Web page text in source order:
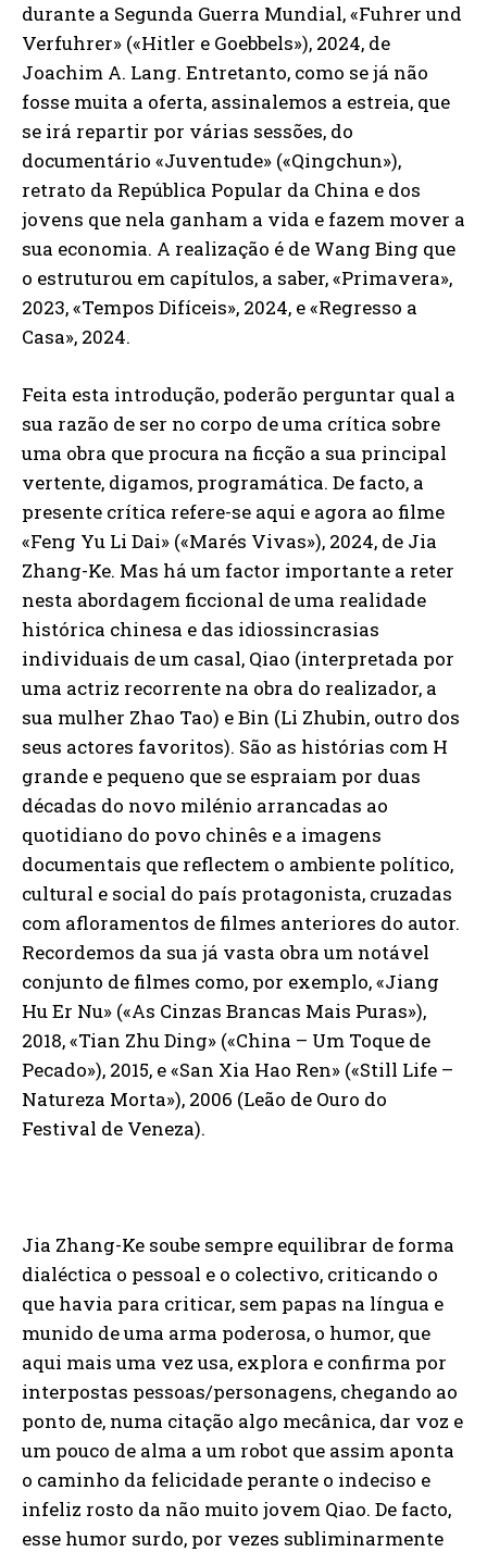
durante a Segunda Guerra Mundial, «Fuhrer und
Verfuhrer» («Hitler e Goebbels»), 2024, de
Joachim A. Lang. Entretanto, como se já não
fosse muita a oferta, assinalemos a estreia, que
se irá repartir por várias sessões, do
documentário «Juventude» («Qingchun»),
retrato da República Popular da China e dos
jovens que nela ganham a vida e fazem mover a
sua economia. A realização é de Wang Bing que
o estruturou em capítulos, a saber, «Primavera»,
2023, «Tempos Difíceis», 2024, e «Regresso a
Casa», 2024.
Feita esta introdução, poderão perguntar qual a
sua razão de ser no corpo de uma crítica sobre
uma obra que procura na ficção a sua principal
vertente, digamos, programática. De facto, a
presente crítica refere-se aqui e agora ao filme
«Feng Yu Li Dai» («Marés Vivas»), 2024, de Jia
Zhang-Ke. Mas há um factor importante a reter
nesta abordagem ficcional de uma realidade
histórica chinesa e das idiossincrasias
individuais de um casal, Qiao (interpretada por
uma actriz recorrente na obra do realizador, a
sua mulher Zhao Tao) e Bin (Li Zhubin, outro dos
seus actores favoritos). São as histórias com H
grande e pequeno que se espraiam por duas
décadas do novo milénio arrancadas ao
quotidiano do povo chinês e a imagens
documentais que reflectem o ambiente político,
cultural e social do país protagonista, cruzadas
com afloramentos de filmes anteriores do autor.
Recordemos da sua já vasta obra um notável
conjunto de filmes como, por exemplo, «Jiang
Hu Er Nu» («As Cinzas Brancas Mais Puras»),
2018, «Tian Zhu Ding» («China – Um Toque de
Pecado»), 2015, e «San Xia Hao Ren» («Still Life –
Natureza Morta»), 2006 (Leão de Ouro do
Festival de Veneza).
Jia Zhang-Ke soube sempre equilibrar de forma
dialéctica o pessoal e o colectivo, criticando o
que havia para criticar, sem papas na língua e
munido de uma arma poderosa, o humor, que
aqui mais uma vez usa, explora e confirma por
interpostas pessoas/personagens, chegando ao
ponto de, numa citação algo mecânica, dar voz e
um pouco de alma a um robot que assim aponta
o caminho da felicidade perante o indeciso e
infeliz rosto da não muito jovem Qiao. De facto,
esse humor surdo, por vezes subliminarmente